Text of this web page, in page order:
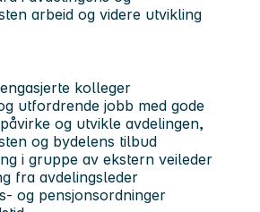
arbeid og videre utvikling
kolleger
utfordrende jobb med gode
og utvikle avdelingen,
og bydelens tilbud
i gruppe av ekstern veileder
fra avdelingsleder
og pensjonsordninger